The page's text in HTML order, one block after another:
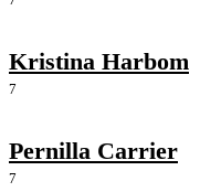
Kristina Harbom
7
Pernilla Carrier
7